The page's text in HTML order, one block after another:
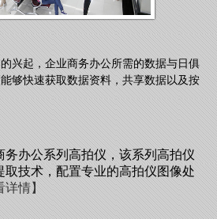
兴起，企业商务办公所需的数据与日俱
够快速获取数据资料，共享数据以及按
务办公系列高拍仪，该系列高拍仪
取技术，配置专业的高拍仪图像处
详情】